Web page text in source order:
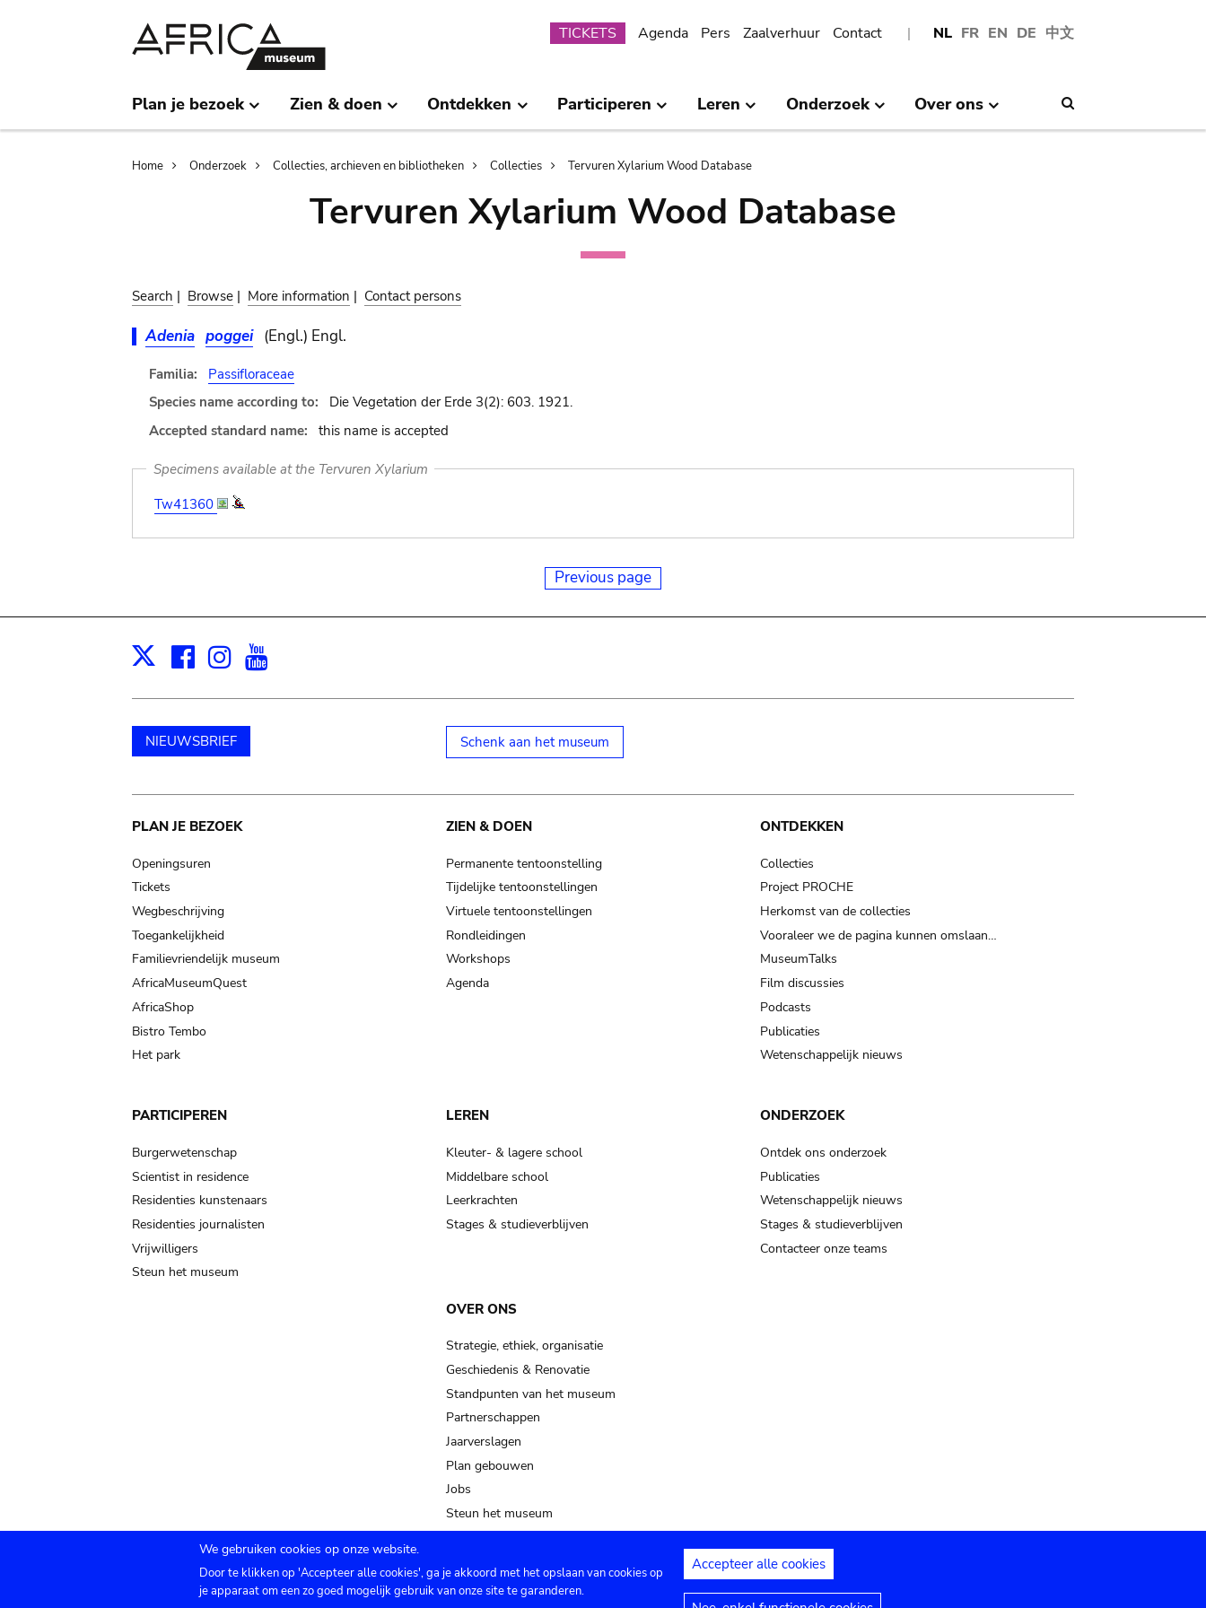
NL FR EN DE 中文
Submenu
TICKETS Agenda Pers Zaalverhuur Contact
Plan je bezoek Zien & doen Ontdekken Participeren Leren Onderzoek Over ons
Breadcrumb
Home Onderzoek Collecties, archieven en bibliotheken Collecties Tervuren Xylarium Wood Database
Tervuren Xylarium Wood Database
Search | Browse | More information | Contact persons
Adenia poggei (Engl.) Engl.
Familia:
Passifloraceae
Species name according to:
Die Vegetation der Erde 3(2): 603. 1921.
Accepted standard name:
this name is accepted
Specimens available at the Tervuren Xylarium
Tw41360
Previous page
X Facebook
Instagram
NIEUWSBRIEF Schenk aan het museum
Main
navigation
PLAN JE BEZOEK
Openingsuren
Tickets
Wegbeschrijving
Toegankelijkheid
Familievriendelijk museum
AfricaMuseumQuest
AfricaShop
Bistro Tembo
Het park
ZIEN & DOEN
Permanente tentoonstelling
Tijdelijke tentoonstellingen
Virtuele tentoonstellingen
Rondleidingen
Workshops
Agenda
ONTDEKKEN
Collecties
Project PROCHE
Herkomst van de collecties
Vooraleer we de pagina kunnen omslaan…
MuseumTalks
Film discussies
Podcasts
Publicaties
Wetenschappelijk nieuws
PARTICIPEREN
Burgerwetenschap
Scientist in residence
Residenties kunstenaars
Residenties journalisten
Vrijwilligers
Steun het museum
LEREN
Kleuter- & lagere school
Middelbare school
Leerkrachten
Stages & studieverblijven
ONDERZOEK
Ontdek ons onderzoek
Publicaties
Wetenschappelijk nieuws
Stages & studieverblijven
Contacteer onze teams
OVER ONS
Strategie, ethiek, organisatie
Geschiedenis & Renovatie
Standpunten van het museum
Partnerschappen
Jaarverslagen
Plan gebouwen
Jobs
Steun het museum
Submenu
Agenda Pers Zaalverhuur Contact Privacy instellingen Juridische mededelingen
We gebruiken cookies op onze website.
Door te klikken op 'Accepteer alle cookies', ga je akkoord met het opslaan van cookies op
je apparaat om een zo goed mogelijk gebruik van onze site te garanderen.
Accepteer alle cookies